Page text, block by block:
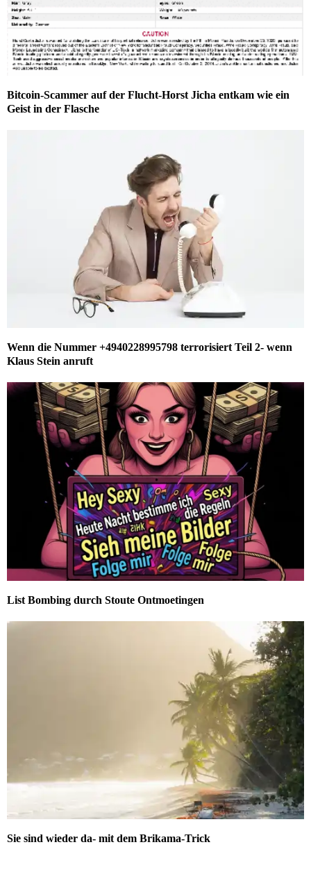
Bitcoin-Scammer auf der Flucht-Horst Jicha entkam wie ein
Geist in der Flasche
Wenn die Nummer +4940228995798 terrorisiert Teil 2- wenn
Klaus Stein anruft
List Bombing durch Stoute Ontmoetingen
Sie sind wieder da- mit dem Brikama-Trick